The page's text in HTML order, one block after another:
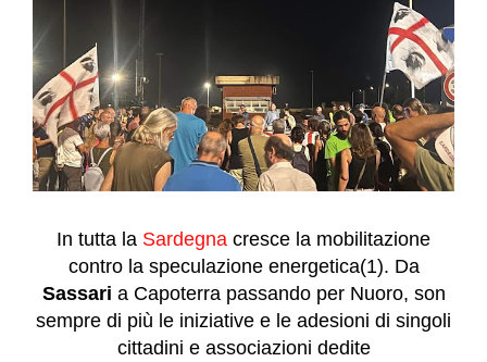
In tutta la Sardegna cresce la mobilitazione
contro la speculazione energetica(1). Da
Sassari a Capoterra passando per Nuoro, son
sempre di più le iniziative e le adesioni di singoli
cittadini e associazioni dedite